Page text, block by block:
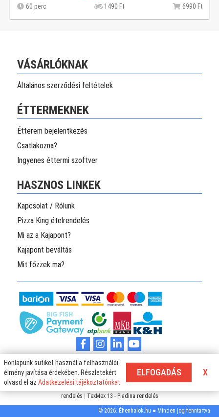
60 perc
1490 Ft 6990 Ft
VÁSÁRLÓKNAK
Általános szerződési feltételek
ÉTTERMEKNEK
Étterem bejelentkezés
Csatlakozna?
Ingyenes éttermi szoftver
HASZNOS LINKEK
Kapcsolat / Rólunk
Pizza King ételrendelés
Mi az a Kajapont?
Kajapont beváltás
Mit főzzek ma?
Rendelj ételt könnyedén az Éhenhalok.hu oldaláról és KajaPontokkal
jutalmazunk meg téged!
Szabolcsi ízek - Legfinomabb szabolcsi ételek
rendelés
TexMex 13 - Piadina rendelés
© 2026. Éhenhalok.hu ● Minden jog fenntartva.
Honlapunk sütiket használ a felhasználói
élmény javítása érdekében. Részletekért
olvasd el az Adatkezelési tájékoztatónkat
ELFOGADÁS X